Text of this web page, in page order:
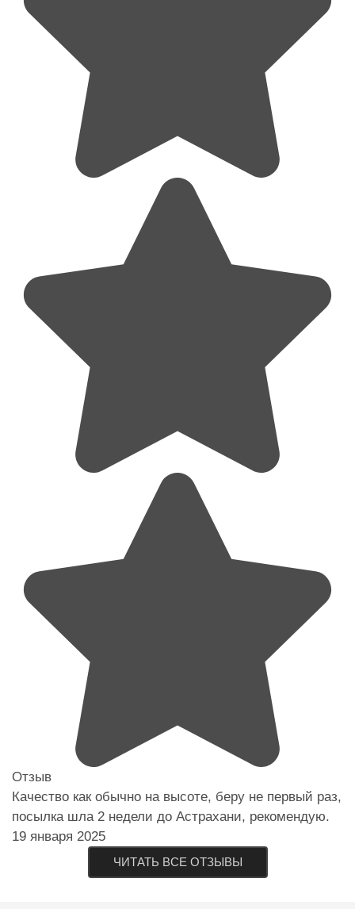
Отзыв
Качество как обычно на высоте, беру не первый раз,
посылка шла 2 недели до Астрахани, рекомендую.
19 января 2025
ЧИТАТЬ ВСЕ ОТЗЫВЫ